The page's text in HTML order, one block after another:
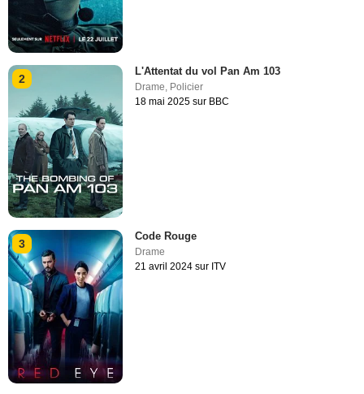
2
L'Attentat du vol Pan Am 103
Drame, Policier
18 mai 2025 sur BBC
3
Code Rouge
Drame
21 avril 2024 sur ITV